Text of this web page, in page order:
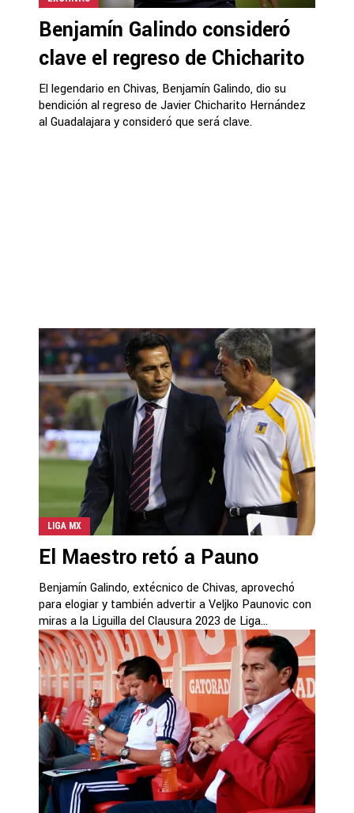
Benjamín Galindo consideró
clave el regreso de Chicharito
El legendario en Chivas, Benjamín Galindo, dio su
bendición al regreso de Javier Chicharito Hernández
al Guadalajara y consideró que será clave.
LIGA MX
El Maestro retó a Pauno
Benjamín Galindo, extécnico de Chivas, aprovechó
para elogiar y también advertir a Veljko Paunovic con
miras a la Liguilla del Clausura 2023 de Liga...